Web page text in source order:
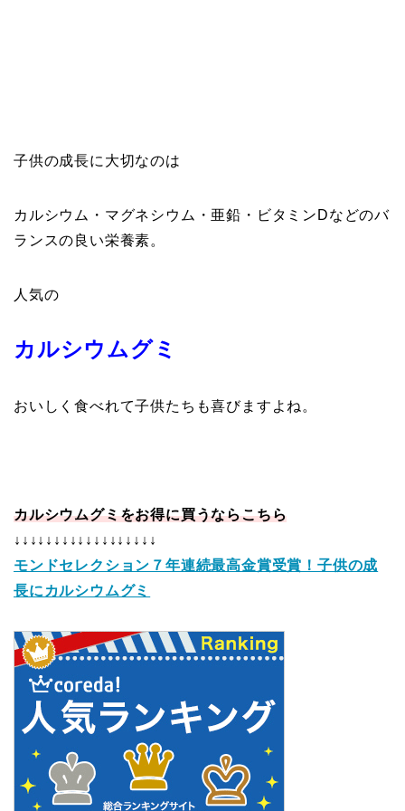
子供の成長に大切なのは
カルシウム・マグネシウム・亜鉛・ビタミンDなどのバ
ランスの良い栄養素。
人気の
カルシウムグミ
おいしく食べれて子供たちも喜びますよね。
カルシウムグミをお得に買うならこちら
↓↓↓↓↓↓↓↓↓↓↓↓↓↓↓↓↓↓
モンドセレクション７年連続最高金賞受賞！子供の成
長にカルシウムグミ